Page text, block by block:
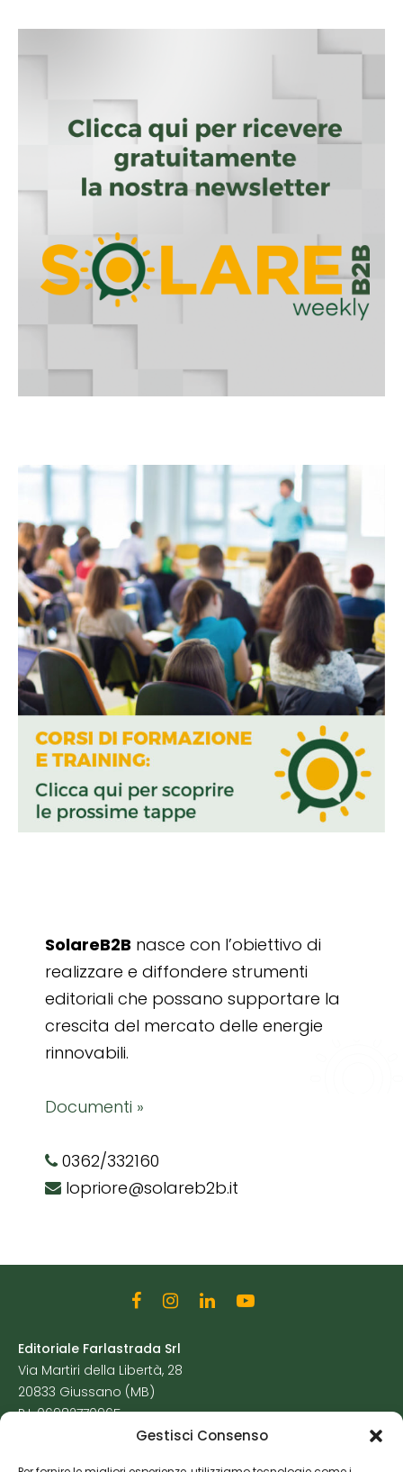
Gestisci Consenso
SolareB2B nasce con l’obiettivo di
realizzare e diffondere strumenti
editoriali che possano supportare la
crescita del mercato delle energie
rinnovabili.
Documenti »
0362/332160
lopriore@solareb2b.it
Editoriale Farlastrada Srl
Via Martiri della Libertà, 28
20833 Giussano (MB)
P.I. 06982770965